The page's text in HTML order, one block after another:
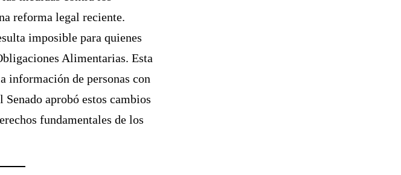
reforma legal reciente.
imposible para quienes
Alimentarias. Esta
información de personas con
aprobó estos cambios
fundamentales de los